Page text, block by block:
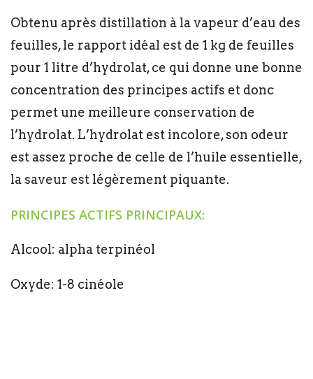
Obtenu après distillation à la vapeur d’eau des
feuilles, le rapport idéal est de 1 kg de feuilles
pour 1 litre d’hydrolat, ce qui donne une bonne
concentration des principes actifs et donc
permet une meilleure conservation de
l’hydrolat. L’hydrolat est incolore, son odeur
est assez proche de celle de l’huile essentielle,
la saveur est légèrement piquante.
PRINCIPES ACTIFS PRINCIPAUX:
Alcool: alpha terpinéol
Oxyde: 1-8 cinéole